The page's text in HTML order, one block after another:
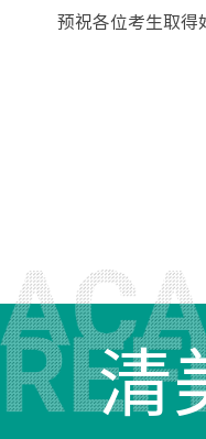
预祝各位考生取得
清